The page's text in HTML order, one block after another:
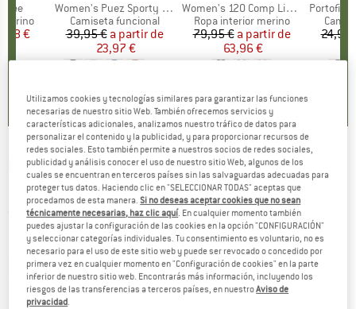
Tee
reducido
€
Artículo
Women's Puez Sporty Dry T-Shirt
Product group
Camiseta funcional
Precio
39,95 € Precio reducido
a partir de
23,97 €
Artículo
Women's 120 Comp Light Short Sleeve
Product group
Ropa interior merino
Precio
79,95 € Precio reducido
a partir de
63,96 €
Artículo
Portofino S/
24,95
ICEBREAKER -Zoneknit S/S Tee Geodetic -
Ropa interior merino
(0)
Utilizamos cookies y tecnologías similares para garantizar las funciones
necesarias de nuestro sitio Web. También ofrecemos servicios y
características adicionales, analizamos nuestro tráfico de datos para
personalizar el contenido y la publicidad, y para proporcionar recursos de
redes sociales. Esto también permite a nuestros socios de redes sociales,
publicidad y análisis conocer el uso de nuestro sitio Web, algunos de los
cuales se encuentran en terceros países sin las salvaguardas adecuadas para
proteger tus datos. Haciendo clic en "SELECCIONAR TODAS" aceptas que
procedamos de esta manera.Si no deseas aceptar cookies que no sean
técnicamente necesarias, haz clic aquí. En cualquier momento también
puedes ajustar la configuración de las cookies en la opción "CONFIGURACIÓN"
y seleccionar categorías individuales. Tu consentimiento es voluntario, no es
necesario para el uso de este sitio web y puede ser revocado o concedido por
primera vez en cualquier momento en "Configuración de cookies" en la parte
inferior de nuestro sitio web. Encontrarás más información, incluyendo los
riesgos de las transferencias a terceros países, en nuestroAviso de
privacidad.